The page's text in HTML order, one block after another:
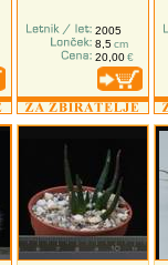
2005
8,5cm
20,00€